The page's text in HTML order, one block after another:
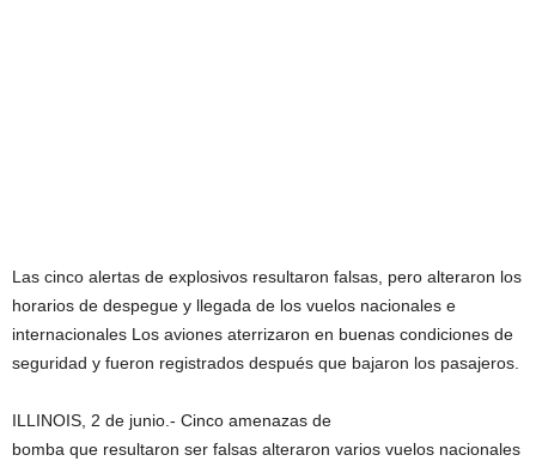
Las cinco alertas de explosivos resultaron falsas, pero alteraron los
horarios de despegue y llegada de los vuelos nacionales e
internacionales Los aviones aterrizaron en buenas condiciones de
seguridad y fueron registrados después que bajaron los pasajeros.
ILLINOIS, 2 de junio.- Cinco amenazas de
bomba que resultaron ser falsas alteraron varios vuelos nacionales